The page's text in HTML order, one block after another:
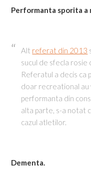
Performanta sporita a
Alt referat din 2013
sucul de sfecla rosie
Referatul a decis ca
doar recreational au
performanta din
alta parte, s-a notat
cazul atletilor.
Dementa.